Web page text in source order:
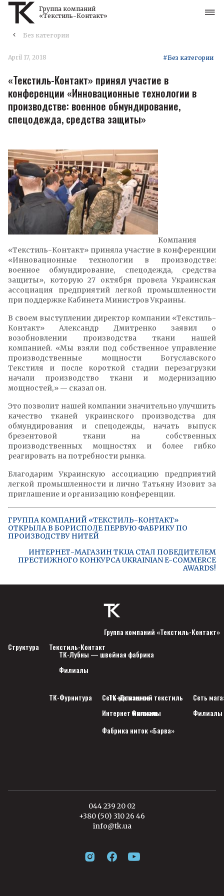
Группа компаний
«Текстиль-Контакт»
Без категории
April 17, 2018 #Без категории
«Текстиль-Контакт» принял участие в
конференции «Инновационные технологии в
производстве: военное обмундирование,
спецодежда, средства защиты»
Компания
«Текстиль-Контакт» приняла участие в конференции
«Инновационные технологии в производстве:
военное обмундирование, спецодежда, средства
защиты», которую 27 октября провела Украинская
ассоциация предприятий легкой промышленности
при поддержке Кабинета Министров Украины.
В своем выступлении директор компании «Текстиль-
Контакт» Александр Дмитренко заявил о
возобновлении производства ткани нашей
компанией. «Мы взяли под собственное управление
производственные мощности Богуславского
Текстиля и после короткой стадии перезагрузки
начали производство ткани и модернизацию
мощностей,» — сказал он.
Это позволит нашей компании значительно улучшить
качество тканей украинского производства для
обмундирования и спецодежды, начать выпуск
брезентовой ткани на собственных
производственных мощностях и более гибко
реагировать на потребности рынка.
Благодарим Украинскую ассоциацию предприятий
легкой промышленности и лично Татьяну Изовит за
приглашение и организацию конференции.
ГРУППА КОМПАНИЙ «ТЕКСТИЛЬ-КОНТАКТ»
ОТКРЫЛА В БОРИСПОЛЕ ПЕРВУЮ ФАБРИКУ ПО
ПРОИЗВОДСТВУ НИТЕЙ
ИНТЕРНЕТ-МАГАЗИН TK.UA СТАЛ ПОБЕДИТЕЛЕМ
ПРЕСТИЖНОГО КОНКУРСА UKRAINIAN E-COMMERCE
AWARDS!
Группа компаний «Текстиль-Контакт»
Структура
Текстиль-Контакт
ТК-Лубны — швейная фабрика
Филиалы
ТК-Фурнитура
Сеть магазинов
Интернет магазин
Филиалы
Фабрика ниток «Барва»
ТК-Домашний текстиль
Сеть
Филиалы
044 239 20 02
+380 (50) 310 26 46
info@tk.ua